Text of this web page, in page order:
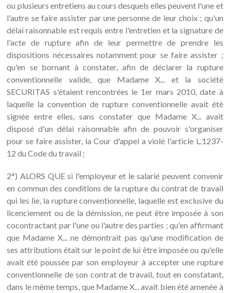
ou plusieurs entretiens au cours desquels elles peuvent l'une et
l'autre se faire assister par une personne de leur choix ; qu'un
délai raisonnable est requis entre l'entretien et la signature de
l'acte de rupture afin de leur permettre de prendre les
dispositions nécessaires notamment pour se faire assister ;
qu'en se bornant à constater, afin de déclarer la rupture
conventionnelle valide, que Madame X... et la société
SECURITAS s'étaient rencontrées le 1er mars 2010, date à
laquelle la convention de rupture conventionnelle avait été
signée entre elles, sans constater que Madame X... avait
disposé d'un délai raisonnable afin de pouvoir s'organiser
pour se faire assister, la Cour d'appel a violé l'article L.1237-
12 du Code du travail ;
2°) ALORS QUE si l'employeur et le salarié peuvent convenir
en commun des conditions de la rupture du contrat de travail
qui les lie, la rupture conventionnelle, laquelle est exclusive du
licenciement ou de la démission, ne peut être imposée à son
cocontractant par l'une ou l'autre des parties ; qu'en affirmant
que Madame X... ne démontrait pas qu'une modification de
ses attributions était sur le point de lui être imposée ou qu'elle
avait été poussée par son employeur à accepter une rupture
conventionnelle de son contrat de travail, tout en constatant,
dans le même temps, que Madame X... avait bien été amenée à